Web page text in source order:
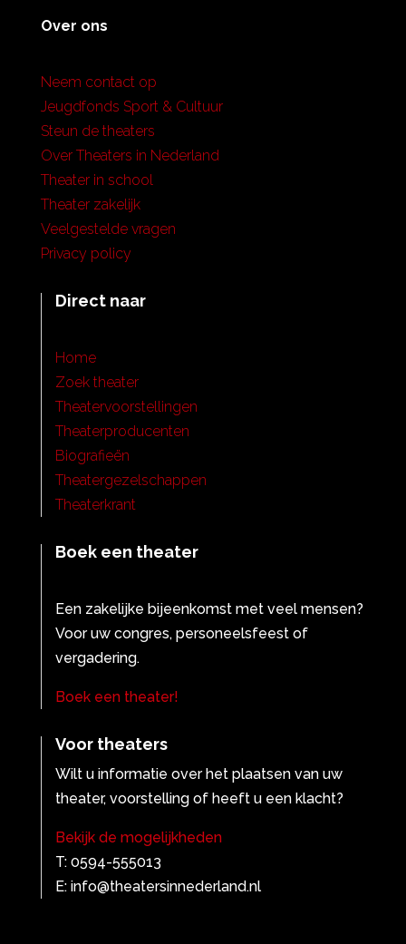
Over ons
Neem contact op
Jeugdfonds Sport & Cultuur
Steun de theaters
Over Theaters in Nederland
Theater in school
Theater zakelijk
Veelgestelde vragen
Privacy policy
Direct naar
Home
Zoek theater
Theatervoorstellingen
Theaterproducenten
Biografieën
Theatergezelschappen
Theaterkrant
Boek een theater
Een zakelijke bijeenkomst met veel mensen?
Voor uw congres, personeelsfeest of
vergadering.
Boek een theater!
Voor theaters
Wilt u informatie over het plaatsen van uw
theater, voorstelling of heeft u een klacht?
Bekijk de mogelijkheden
T: 0594-555013
E: info@theatersinnederland.nl